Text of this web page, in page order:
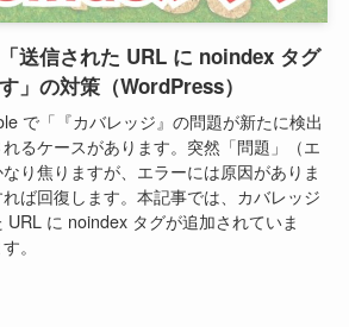
送信された URL に noindex タグ
」の対策（WordPress）
で「『カバレッジ』の問題が新たに検出
るケースがあります。突然「問題」（エ
り焦りますが、エラーには原因がありま
ば回復します。本記事では、カバレッジ
URL に noindex タグが追加されていま
。